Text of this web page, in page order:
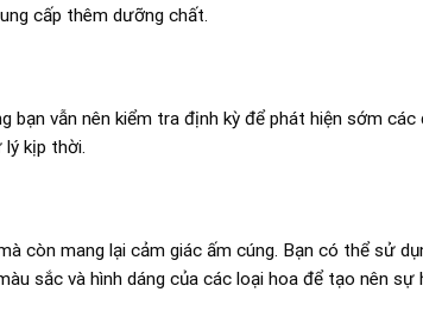
cấp thêm dưỡng chất.
vẫn nên kiểm tra định kỳ để phát hiện sớm các
kịp thời.
còn mang lại cảm giác ấm cúng. Bạn có thể sử
sắc và hình dáng của các loại hoa để tạo nên sự